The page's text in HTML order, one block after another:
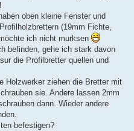
oben kleine Fenster und
(19mm Fichte,
ich nicht murksen
befinden, gehe ich stark davon
die Profilbretter quellen und
Holzwerker ziehen die Bretter mit
sie. Andere lassen 2mm
dann. Wieder andere
befestigen?